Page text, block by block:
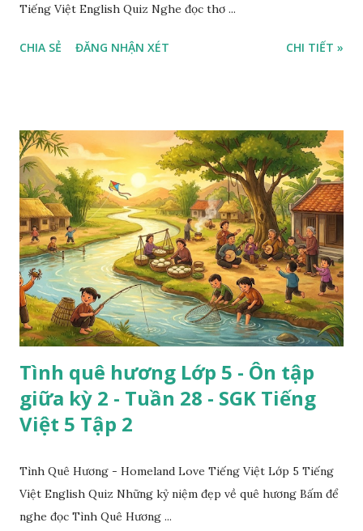
Tiếng Việt English Quiz Nghe đọc thơ ...
CHIA SẺ ĐĂNG NHẬN XÉT CHI TIẾT »
Tình quê hương Lớp 5 - Ôn tập
giữa kỳ 2 - Tuần 28 - SGK Tiếng
Việt 5 Tập 2
Tình Quê Hương - Homeland Love Tiếng Việt Lớp 5 Tiếng
Việt English Quiz Những kỷ niệm đẹp về quê hương Bấm để
nghe đọc Tình Quê Hương ...